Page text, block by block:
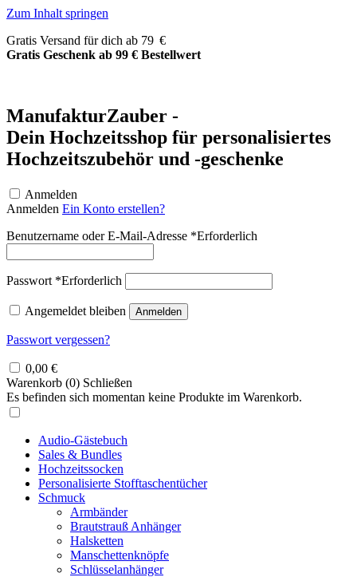
Zum Inhalt springen
Gratis Versand für dich ab 79 €
Gratis Geschenk ab 99 € Bestellwert
ManufakturZauber -
Dein Hochzeitsshop für personalisiertes
Hochzeitszubehör und -geschenke
Anmelden
Anmelden Ein Konto erstellen?
Benutzername oder E-Mail-Adresse *Erforderlich
Passwort *Erforderlich
Angemeldet bleiben Anmelden
Passwort vergessen?
0,00 €
Warenkorb (0) Schließen
Es befinden sich momentan keine Produkte im Warenkorb.
Audio-Gästebuch
Sales & Bundles
Hochzeitssocken
Personalisierte Stofftaschentücher
Schmuck
Armbänder
Brautstrauß Anhänger
Halsketten
Manschettenknöpfe
Schlüsselanhänger